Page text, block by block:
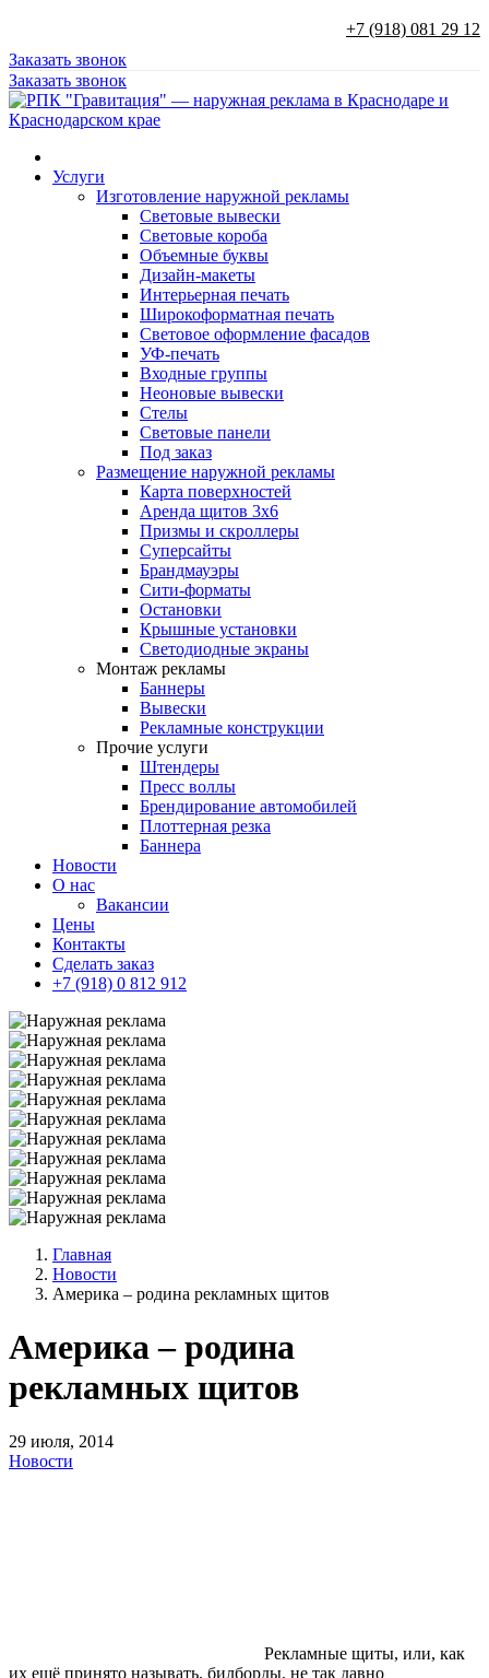
+7 (918) 081 29 12
Заказать звонок
Заказать звонок
Услуги
Изготовление наружной рекламы
Световые вывески
Световые короба
Объемные буквы
Дизайн-макеты
Интерьерная печать
Широкоформатная печать
Световое оформление фасадов
УФ-печать
Входные группы
Неоновые вывески
Стелы
Световые панели
Под заказ
Размещение наружной рекламы
Карта поверхностей
Аренда щитов 3х6
Призмы и скроллеры
Суперсайты
Брандмауэры
Сити-форматы
Остановки
Крышные установки
Светодиодные экраны
Монтаж рекламы
Баннеры
Вывески
Рекламные конструкции
Прочие услуги
Штендеры
Пресс воллы
Брендирование автомобилей
Плоттерная резка
Баннера
Новости
О нас
Вакансии
Цены
Контакты
Сделать заказ
+7 (918) 0 812 912
Главная
Новости
Америка – родина рекламных щитов
Америка – родина
рекламных щитов
29 июля, 2014
Новости
Рекламные щиты, или, как
их ещё принято называть, билборды, не так давно